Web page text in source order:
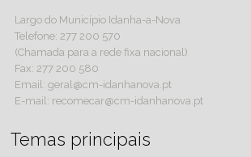
Largo do Município Idanha-a-Nova
Telefone: 277 200 570
(Chamada para a rede fixa nacional)
Fax: 277 200 580
Email: geral@cm-idanhanova.pt
E-mail: recomecar@cm-idanhanova.pt
Temas principais